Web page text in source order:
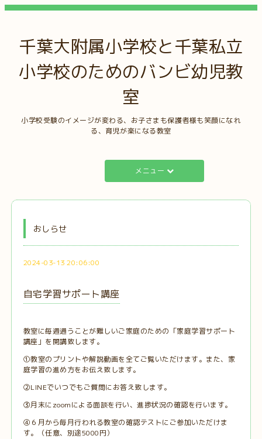
千葉大附属小学校と千葉私立
小学校のためのバンビ幼児教
室
小学校受験のイメージが変わる、お子さまも保護者様も笑顔になれ
る、育児が楽になる教室
メニュー
おしらせ
2024-03-13 20:06:00
自宅学習サポート講座
教室に毎週通うことが難しいご家庭のための「家庭学習サポート
講座」を開講致します。
①教室のプリントや解説動画を全てご覧いただけます。また、家
庭学習の進め方をお伝え致します。
②LINEでいつでもご質問にお答え致します。
③月末にzoomによる面談を行い、進捗状況の確認を行います。
④６月から毎月行われる教室の確認テストにご参加いただけま
す。（任意、別途5000円）